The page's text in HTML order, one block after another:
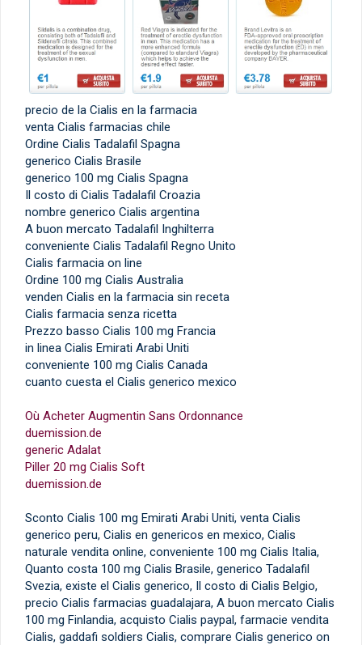
precio de la Cialis en la farmacia
venta Cialis farmacias chile
Ordine Cialis Tadalafil Spagna
generico Cialis Brasile
generico 100 mg Cialis Spagna
Il costo di Cialis Tadalafil Croazia
nombre generico Cialis argentina
A buon mercato Tadalafil Inghilterra
conveniente Cialis Tadalafil Regno Unito
Cialis farmacia on line
Ordine 100 mg Cialis Australia
venden Cialis en la farmacia sin receta
Cialis farmacia senza ricetta
Prezzo basso Cialis 100 mg Francia
in linea Cialis Emirati Arabi Uniti
conveniente 100 mg Cialis Canada
cuanto cuesta el Cialis generico mexico
Où Acheter Augmentin Sans Ordonnance
duemission.de
generic Adalat
Piller 20 mg Cialis Soft
duemission.de
Sconto Cialis 100 mg Emirati Arabi Uniti, venta Cialis
generico peru, Cialis en genericos en mexico, Cialis
naturale vendita online, conveniente 100 mg Cialis Italia,
Quanto costa 100 mg Cialis Brasile, generico Tadalafil
Svezia, existe el Cialis generico, Il costo di Cialis Belgio,
precio Cialis farmacias guadalajara, A buon mercato Cialis
100 mg Finlandia, acquisto Cialis paypal, farmacie vendita
Cialis, gaddafi soldiers Cialis, comprare Cialis generico on